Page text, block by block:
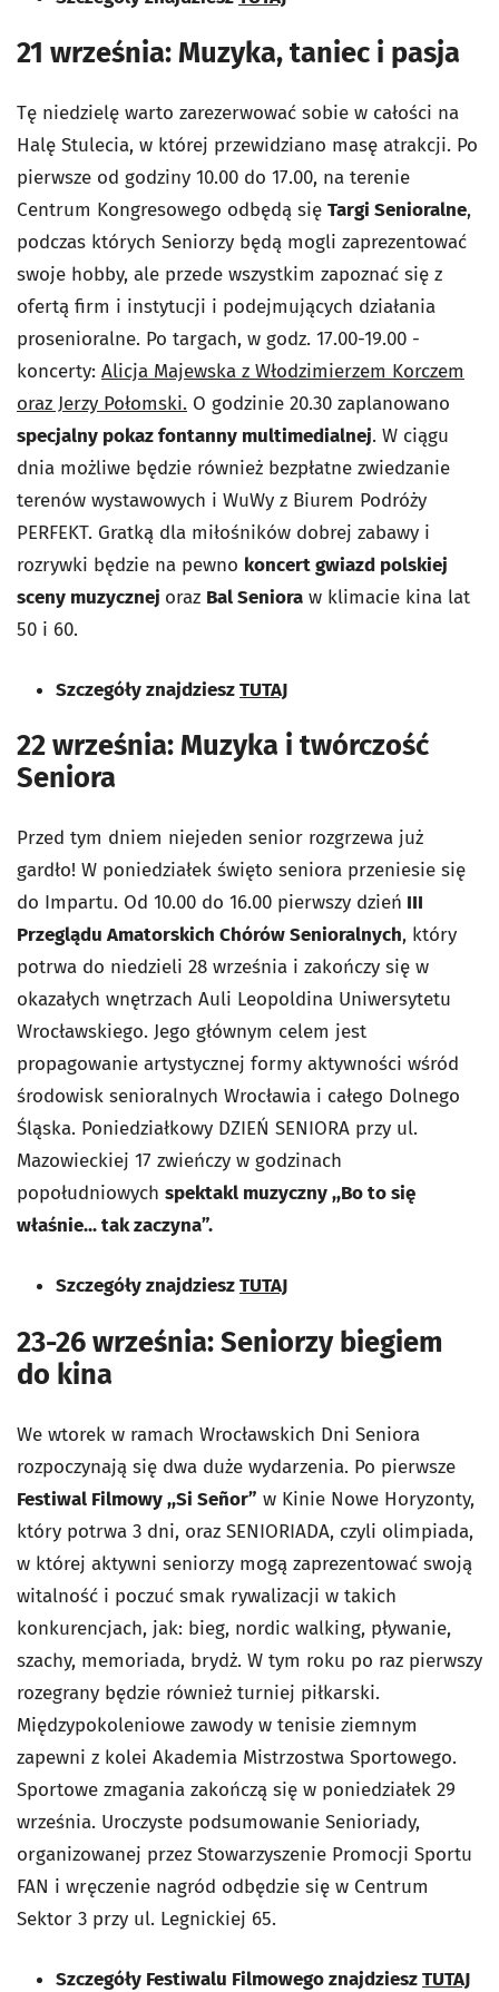
21 września: Muzyka, taniec i pasja
Tę niedzielę warto zarezerwować sobie w całości na
Halę Stulecia, w której przewidziano masę atrakcji. Po
pierwsze od godziny 10.00 do 17.00, na terenie
Centrum Kongresowego odbędą się Targi Senioralne,
podczas których Seniorzy będą mogli zaprezentować
swoje hobby, ale przede wszystkim zapoznać się z
ofertą firm i instytucji i podejmujących działania
prosenioralne. Po targach, w godz. 17.00-19.00 -
koncerty: Alicja Majewska z Włodzimierzem Korczem
oraz Jerzy Połomski. O godzinie 20.30 zaplanowano
specjalny pokaz fontanny multimedialnej. W ciągu
dnia możliwe będzie również bezpłatne zwiedzanie
terenów wystawowych i WuWy z Biurem Podróży
PERFEKT. Gratką dla miłośników dobrej zabawy i
rozrywki będzie na pewno koncert gwiazd polskiej
sceny muzycznej oraz Bal Seniora w klimacie kina lat
50 i 60.
Szczegóły znajdzieszTUTAJ
22 września: Muzyka i twórczość
Seniora
Przed tym dniem niejeden senior rozgrzewa już
gardło! W poniedziałek święto seniora przeniesie się
do Impartu. Od 10.00 do 16.00 pierwszy dzień III
Przeglądu Amatorskich Chórów Senioralnych, który
potrwa do niedzieli 28 września i zakończy się w
okazałych wnętrzach Auli Leopoldina Uniwersytetu
Wrocławskiego. Jego głównym celem jest
propagowanie artystycznej formy aktywności wśród
środowisk senioralnych Wrocławia i całego Dolnego
Śląska. Poniedziałkowy DZIEŃ SENIORA przy ul.
Mazowieckiej 17 zwieńczy w godzinach
popołudniowych spektakl muzyczny ,,Bo to się
właśnie... tak zaczyna”.
Szczegóły znajdzieszTUTAJ
23-26 września: Seniorzy biegiem
do kina
We wtorek w ramach Wrocławskich Dni Seniora
rozpoczynają się dwa duże wydarzenia. Po pierwsze
Festiwal Filmowy ,,Si Señor” w Kinie Nowe Horyzonty,
który potrwa 3 dni, oraz SENIORIADA, czyli olimpiada,
w której aktywni seniorzy mogą zaprezentować swoją
witalność i poczuć smak rywalizacji w takich
konkurencjach, jak: bieg, nordic walking, pływanie,
szachy, memoriada, brydż. W tym roku po raz pierwszy
rozegrany będzie również turniej piłkarski.
Międzypokoleniowe zawody w tenisie ziemnym
zapewni z kolei Akademia Mistrzostwa Sportowego.
Sportowe zmagania zakończą się w poniedziałek 29
września. Uroczyste podsumowanie Senioriady,
organizowanej przez Stowarzyszenie Promocji Sportu
FAN i wręczenie nagród odbędzie się w Centrum
Sektor 3 przy ul. Legnickiej 65.
Szczegóły Festiwalu Filmowego znajdzieszTUTAJ